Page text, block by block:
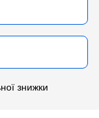
знижки